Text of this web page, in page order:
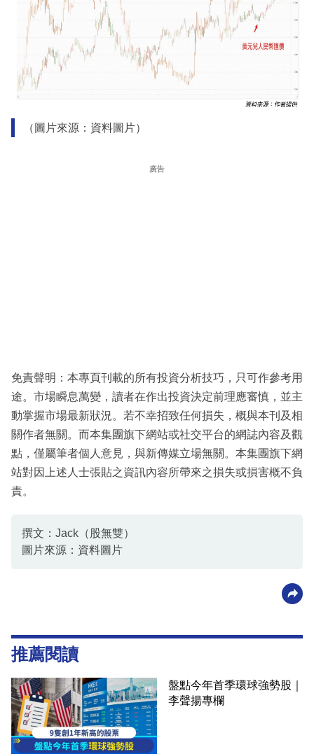
（圖片來源：資料圖片）
廣告
免責聲明：本專頁刊載的所有投資分析技巧，只可作參考用
途。市場瞬息萬變，讀者在作出投資決定前理應審慎，並主
動掌握市場最新狀況。若不幸招致任何損失，概與本刊及相
關作者無關。而本集團旗下網站或社交平台的網誌內容及觀
點，僅屬筆者個人意見，與新傳媒立場無關。本集團旗下網
站對因上述人士張貼之資訊內容所帶來之損失或損害概不負
責。
撰文：Jack（股無雙）
圖片來源：資料圖片
推薦閱讀
盤點今年首季環球強勢股｜
李聲揚專欄